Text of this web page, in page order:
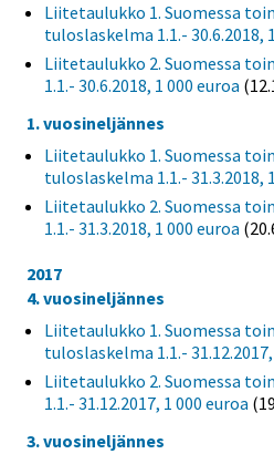
Liitetaulukko 1. Suomessa
tuloslaskelma 1.1.- 30.6.2018,
Liitetaulukko 2. Suomessa
1.1.- 30.6.2018, 1 000 euroa
1. vuosineljännes
Liitetaulukko 1. Suomessa
tuloslaskelma 1.1.- 31.3.2018,
Liitetaulukko 2. Suomessa
1.1.- 31.3.2018, 1 000 euroa
2017
4. vuosineljännes
Liitetaulukko 1. Suomessa
tuloslaskelma 1.1.-
Liitetaulukko 2. Suomessa
1.1.- 31.12.2017, 1 000 euroa
3. vuosineljännes